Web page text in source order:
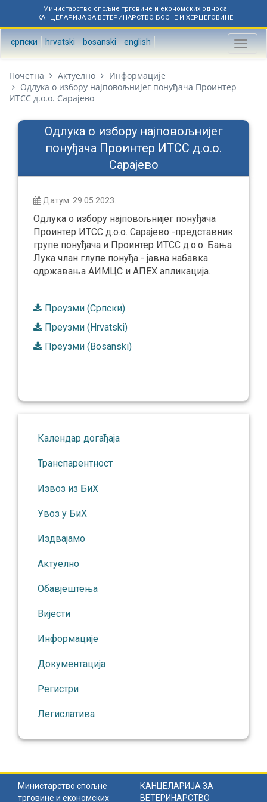
Министарство спољне трговине и економских односа
КАНЦЕЛАРИЈА ЗА ВЕТЕРИНАРСТВО БОСНЕ И ХЕРЦЕГОВИНЕ
српски hrvatski bosanski english
Toggle
Почетна Актуелно
Информације
Одлука о избору најповољнијег понуђача Проинтер
ИТСС д.о.о. Сарајево
Одлука о избору најповољнијег
понуђача Проинтер ИТСС д.о.о.
Сарајево
Датум: 29.05.2023.
Одлука о избору најповољнијег понуђача
Проинтер ИТСС д.о.о. Сарајево -представник
групе понуђача и Проинтер ИТСС д.о.о. Бања
Лука члан глупе понуђа - јавна набавка
одржавања АИМЦС и АПЕX апликација.
Преузми (Српски)
Преузми (Hrvatski)
Преузми (Bosanski)
Календар догађаја
Транспарентност
Извоз из БиХ
Увоз у БиХ
Издвајамо
Актуелно
Обавјештења
Вијести
Информације
Документација
Регистри
Легислатива
Министарство спољне
трговине и економских
КАНЦЕЛАРИЈА ЗА
ВЕТЕРИНАРСТВО